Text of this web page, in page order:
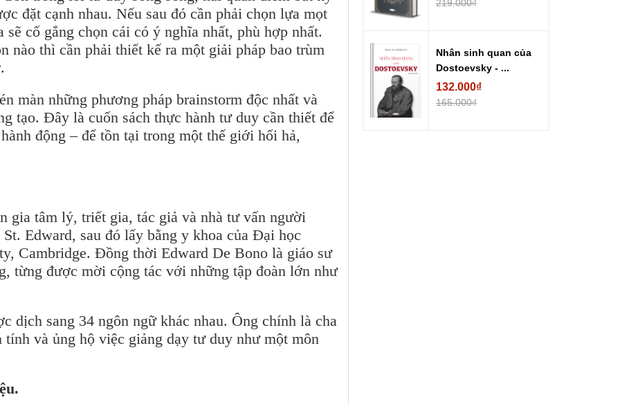
đặt cạnh nhau. Nếu sau đó cần phải chọn lựa mọt
cố gắng chọn cái có ý nghĩa nhất, phù hợp nhất.
nào thì cần phải thiết kế ra một giải pháp bao trùm
màn những phương pháp brainstorm độc nhất và
tạo. Đây là cuốn sách thực hành tư duy cần thiết để
động – để tồn tại trong một thế giới hối hả,
gia tâm lý, triết gia, tác giả và nhà tư vấn người
Edward, sau đó lấy bằng y khoa của Đại học
Cambridge. Đồng thời Edward De Bono là giáo sư
từng được mời cộng tác với những tập đoàn lớn như
dịch sang 34 ngôn ngữ khác nhau. Ông chính là cha
và ủng hộ việc giảng dạy tư duy như một môn
219.000₫
Nhân sinh quan của
Dostoevsky - ...
132.000₫
165.000₫